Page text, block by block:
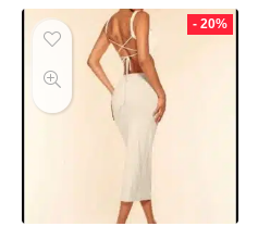
- 20%